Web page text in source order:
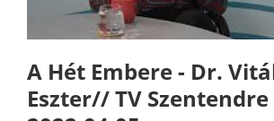
A Hét Embere - Dr.
Eszter// TV